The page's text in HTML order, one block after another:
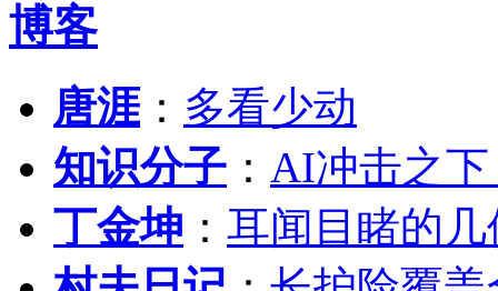
博客
唐涯： 多看少动
知识分子 ： AI冲击之
丁金坤 ： 耳闻目睹的